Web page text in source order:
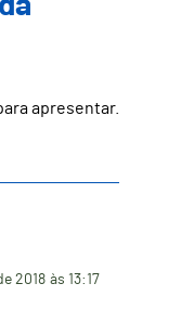
apresentar.
2018 às 13:17